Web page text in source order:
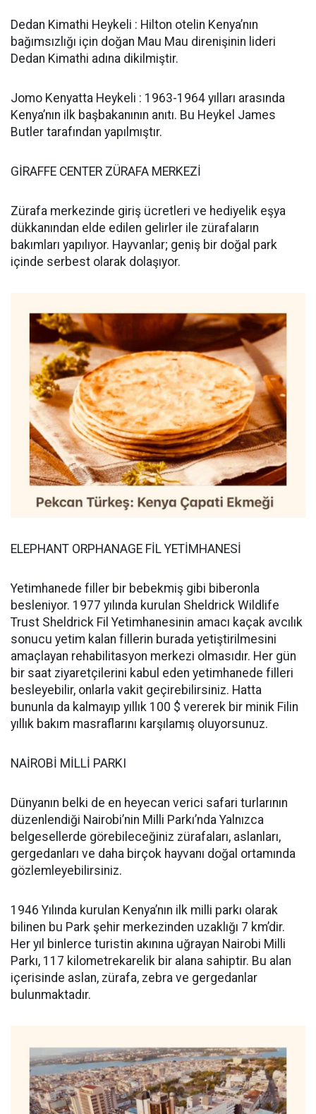
Dedan Kimathi Heykeli : Hilton otelin Kenya’nın
bağımsızlığı için doğan Mau Mau direnişinin lideri
Dedan Kimathi adına dikilmiştir.
Jomo Kenyatta Heykeli : 1963-1964 yılları arasında
Kenya’nın ilk başbakanının anıtı. Bu Heykel James
Butler tarafından yapılmıştır.
GİRAFFE CENTER ZÜRAFA MERKEZİ
Zürafa merkezinde giriş ücretleri ve hediyelik eşya
dükkanından elde edilen gelirler ile zürafaların
bakımları yapılıyor. Hayvanlar; geniş bir doğal park
içinde serbest olarak dolaşıyor.
ELEPHANT ORPHANAGE FİL YETİMHANESİ
Yetimhanede filler bir bebekmiş gibi biberonla
besleniyor. 1977 yılında kurulan Sheldrick Wildlife
Trust Sheldrick Fil Yetimhanesinin amacı kaçak avcılık
sonucu yetim kalan fillerin burada yetiştirilmesini
amaçlayan rehabilitasyon merkezi olmasıdır. Her gün
bir saat ziyaretçilerini kabul eden yetimhanede filleri
besleyebilir, onlarla vakit geçirebilirsiniz. Hatta
bununla da kalmayıp yıllık 100 $ vererek bir minik Filin
yıllık bakım masraflarını karşılamış oluyorsunuz.
NAİROBİ MİLLİ PARKI
Dünyanın belki de en heyecan verici safari turlarının
düzenlendiği Nairobi’nin Milli Parkı’nda Yalnızca
belgesellerde görebileceğiniz zürafaları, aslanları,
gergedanları ve daha birçok hayvanı doğal ortamında
gözlemleyebilirsiniz.
1946 Yılında kurulan Kenya’nın ilk milli parkı olarak
bilinen bu Park şehir merkezinden uzaklığı 7 km’dir.
Her yıl binlerce turistin akınına uğrayan Nairobi Milli
Parkı, 117 kilometrekarelik bir alana sahiptir. Bu alan
içerisinde aslan, zürafa, zebra ve gergedanlar
bulunmaktadır.